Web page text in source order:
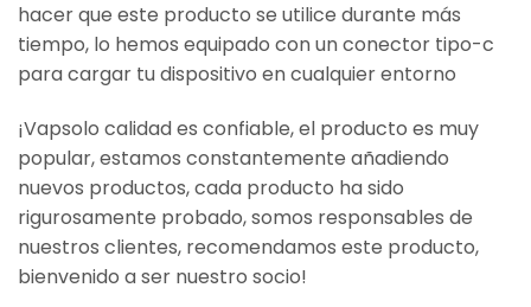
hacer que este producto se utilice durante más
tiempo, lo hemos equipado con un conector tipo-c
para cargar tu dispositivo en cualquier entorno
¡Vapsolo calidad es confiable, el producto es muy
popular, estamos constantemente añadiendo
nuevos productos, cada producto ha sido
rigurosamente probado, somos responsables de
nuestros clientes, recomendamos este producto,
bienvenido a ser nuestro socio!